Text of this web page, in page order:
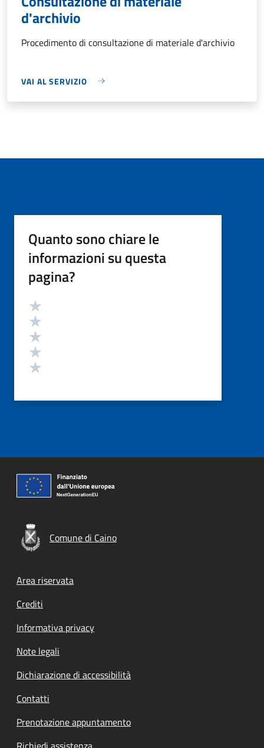
d'archivio
Procedimento di consultazione di materiale d'archivio
VAI AL SERVIZIO
Quanto sono chiare le
informazioni su questa
pagina?
Valutazione
Comune di Caino
Footer menu
Area riservata
Crediti
Informativa privacy
Note legali
Dichiarazione di accessibilità
Contatti
Prenotazione appuntamento